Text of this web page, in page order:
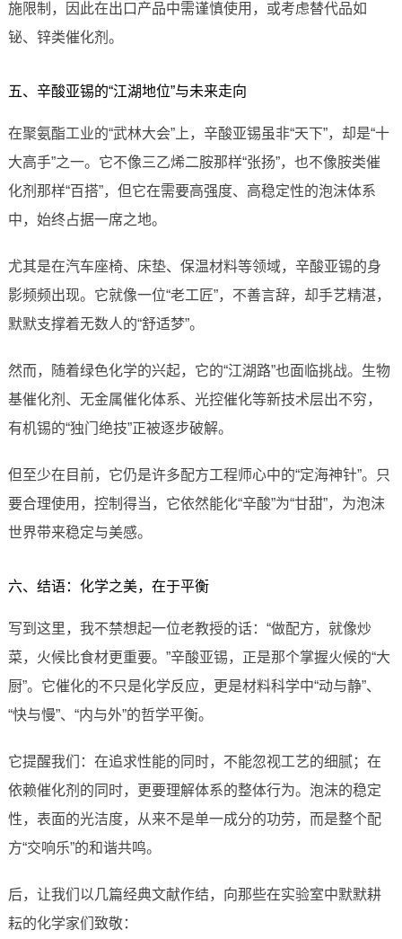
施限制，因此在出口产品中需谨慎使用，或考虑替代品如
铋、锌类催化剂。
五、辛酸亚锡的“江湖地位”与未来走向
在聚氨酯工业的“武林大会”上，辛酸亚锡虽非“天下”，却是“十
大高手”之一。它不像三乙烯二胺那样“张扬”，也不像胺类催
化剂那样“百搭”，但它在需要高强度、高稳定性的泡沫体系
中，始终占据一席之地。
尤其是在汽车座椅、床垫、保温材料等领域，辛酸亚锡的身
影频频出现。它就像一位“老工匠”，不善言辞，却手艺精湛，
默默支撑着无数人的“舒适梦”。
然而，随着绿色化学的兴起，它的“江湖路”也面临挑战。生物
基催化剂、无金属催化体系、光控催化等新技术层出不穷，
有机锡的“独门绝技”正被逐步破解。
但至少在目前，它仍是许多配方工程师心中的“定海神针”。只
要合理使用，控制得当，它依然能化“辛酸”为“甘甜”，为泡沫
世界带来稳定与美感。
六、结语：化学之美，在于平衡
写到这里，我不禁想起一位老教授的话：“做配方，就像炒
菜，火候比食材更重要。”辛酸亚锡，正是那个掌握火候的“大
厨”。它催化的不只是化学反应，更是材料科学中“动与静”、
“快与慢”、“内与外”的哲学平衡。
它提醒我们：在追求性能的同时，不能忽视工艺的细腻；在
依赖催化剂的同时，更要理解体系的整体行为。泡沫的稳定
性，表面的光洁度，从来不是单一成分的功劳，而是整个配
方“交响乐”的和谐共鸣。
后，让我们以几篇经典文献作结，向那些在实验室中默默耕
耘的化学家们致敬：